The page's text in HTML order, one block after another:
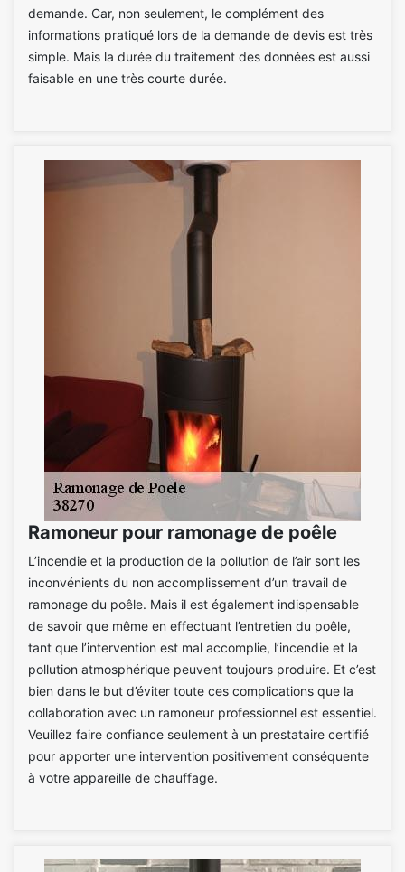
demande. Car, non seulement, le complément des
informations pratiqué lors de la demande de devis est très
simple. Mais la durée du traitement des données est aussi
faisable en une très courte durée.
Ramoneur pour ramonage de poêle
L’incendie et la production de la pollution de l’air sont les
inconvénients du non accomplissement d’un travail de
ramonage du poêle. Mais il est également indispensable
de savoir que même en effectuant l’entretien du poêle,
tant que l’intervention est mal accomplie, l’incendie et la
pollution atmosphérique peuvent toujours produire. Et c’est
bien dans le but d’éviter toute ces complications que la
collaboration avec un ramoneur professionnel est essentiel.
Veuillez faire confiance seulement à un prestataire certifié
pour apporter une intervention positivement conséquente
à votre appareille de chauffage.